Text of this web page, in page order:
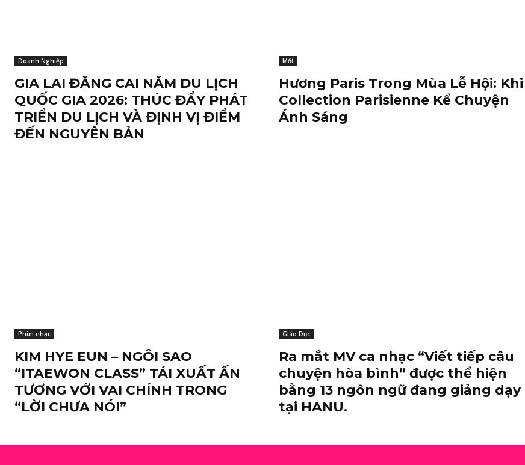
Doanh Nghiệp
GIA LAI ĐĂNG CAI NĂM DU LỊCH
QUỐC GIA 2026: THÚC ĐẨY PHÁT
TRIỂN DU LỊCH VÀ ĐỊNH VỊ ĐIỂM
ĐẾN NGUYÊN BẢN
Mốt
Hương Paris Trong Mùa Lễ Hội: Khi
Collection Parisienne Kể Chuyện
Ánh Sáng
Phim nhạc
KIM HYE EUN – NGÔI SAO
“ITAEWON CLASS” TÁI XUẤT ẤN
TƯƠNG VỚI VAI CHÍNH TRONG
“LỜI CHƯA NÓI”
Giáo Dục
Ra mắt MV ca nhạc “Viết tiếp câu
chuyện hòa bình” được thể hiện
bằng 13 ngôn ngữ đang giảng dạy
tại HANU.